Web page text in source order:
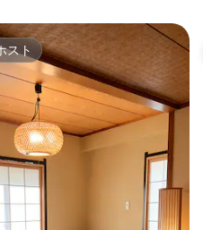
スト
スト